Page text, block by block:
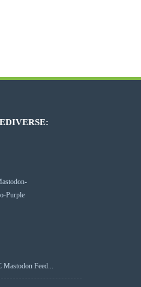
Mastodon Feed...